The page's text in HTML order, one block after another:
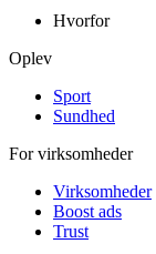
Hvorfor
Oplev
Sport
Sundhed
For virksomheder
Virksomheder
Boost ads
Trust